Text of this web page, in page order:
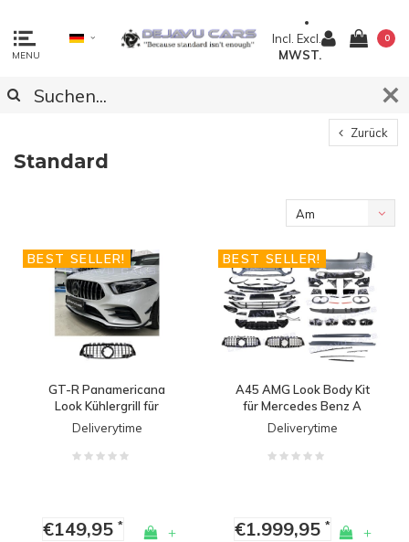
MENU
Incl. Excl.
MWST.
0
Zurück
Standard
Am
angesehen
BEST SELLER!
GT-R Panamericana
Look Kühlergrill für
Mercedes Benz A-
Klasse W177 / V177
Deliverytime
€149,95* +
BEST SELLER!
A45 AMG Look Body Kit
für Mercedes Benz A
Klasse V177 Limousine
Deliverytime
€1.999,95* +